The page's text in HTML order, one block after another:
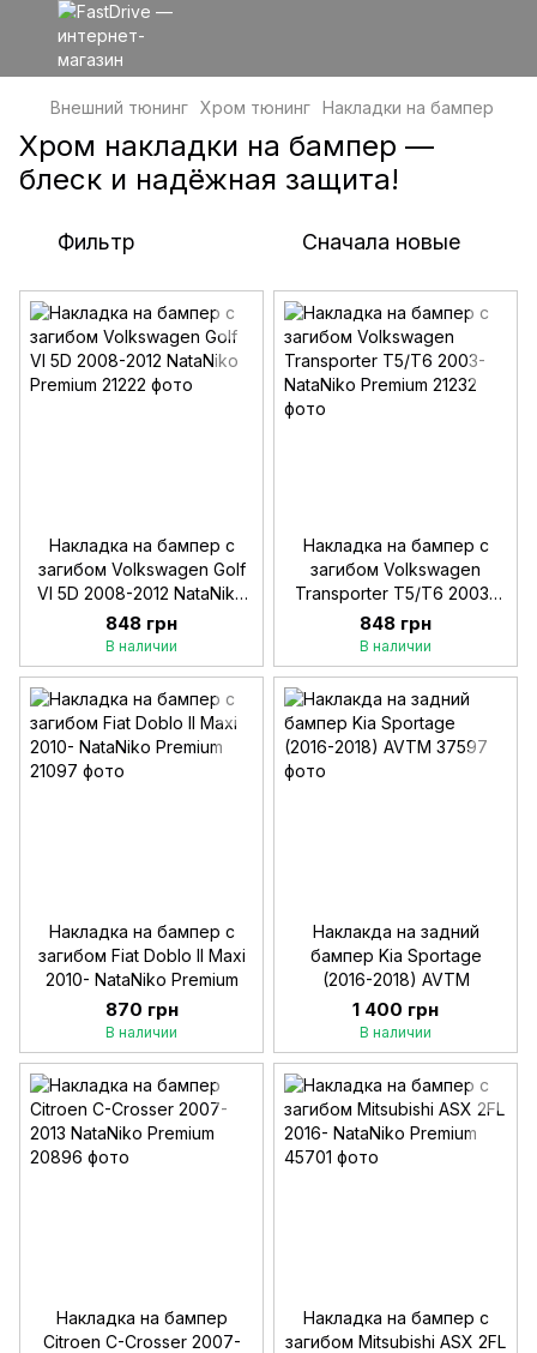
Внешний тюнинг Хром тюнинг Накладки на бампер
Хром накладки на бампер —
блеск и надёжная защита!
Фильтр Сначала новые
Накладка на бампер с
загибом Volkswagen Golf
VI 5D 2008-2012 NataNiko
Premium
848 грн
В наличии
Накладка на бампер с
загибом Volkswagen
Transporter T5/T6 2003-
NataNiko Premium
848 грн
В наличии
Накладка на бампер с
загибом Fiat Doblo II Maxi
2010- NataNiko Premium
870 грн
В наличии
Наклакда на задний
бампер Kia Sportage
(2016-2018) AVTM
1 400 грн
В наличии
Накладка на бампер
Citroen C-Crosser 2007-
Накладка на бампер с
загибом Mitsubishi ASX 2FL